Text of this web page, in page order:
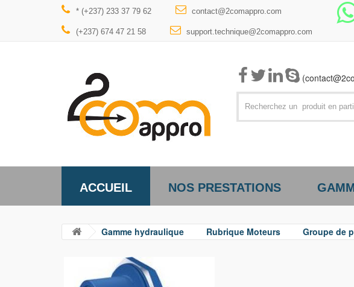
* (+237) 233 37 79 62 contact@2comappro.com
(+237) 674 47 21 58 support.technique@2comappro.com
ACCUEIL NOS PRESTATIONS
Gamme hydraulique Rubrique Moteurs Groupe de